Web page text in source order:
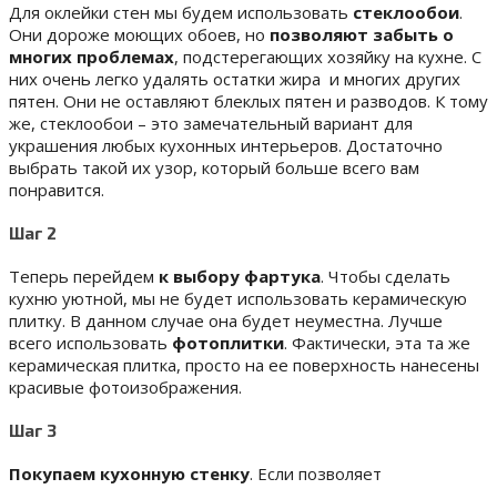
Для оклейки стен мы будем использовать стеклообои.
Они дороже моющих обоев, но позволяют забыть о
многих проблемах, подстерегающих хозяйку на кухне. С
них очень легко удалять остатки жира и многих других
пятен. Они не оставляют блеклых пятен и разводов. К тому
же, стеклообои – это замечательный вариант для
украшения любых кухонных интерьеров. Достаточно
выбрать такой их узор, который больше всего вам
понравится.
Шаг 2
Теперь перейдем к выбору фартука. Чтобы сделать
кухню уютной, мы не будет использовать керамическую
плитку. В данном случае она будет неуместна. Лучше
всего использовать фотоплитки. Фактически, эта та же
керамическая плитка, просто на ее поверхность нанесены
красивые фотоизображения.
Шаг 3
Покупаем кухонную стенку. Если позволяет